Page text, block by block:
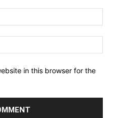
in this browser for the